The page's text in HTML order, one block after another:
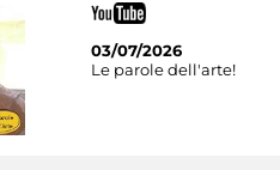
03/07/2026
Le parole dell'arte!